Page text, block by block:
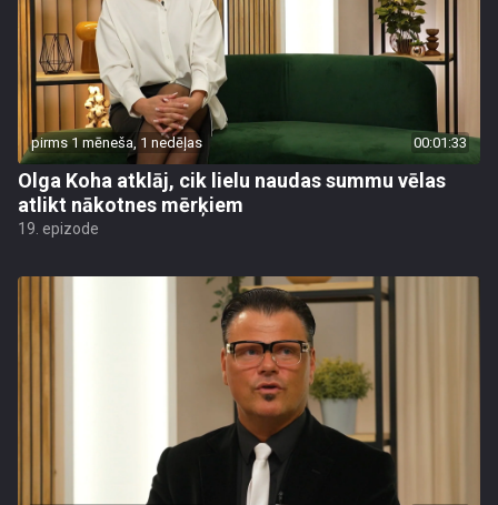
pirms 1 mēneša, 1 nedēļas 00:01:33
Olga Koha atklāj, cik lielu naudas summu vēlas
atlikt nākotnes mērķiem
19. epizode